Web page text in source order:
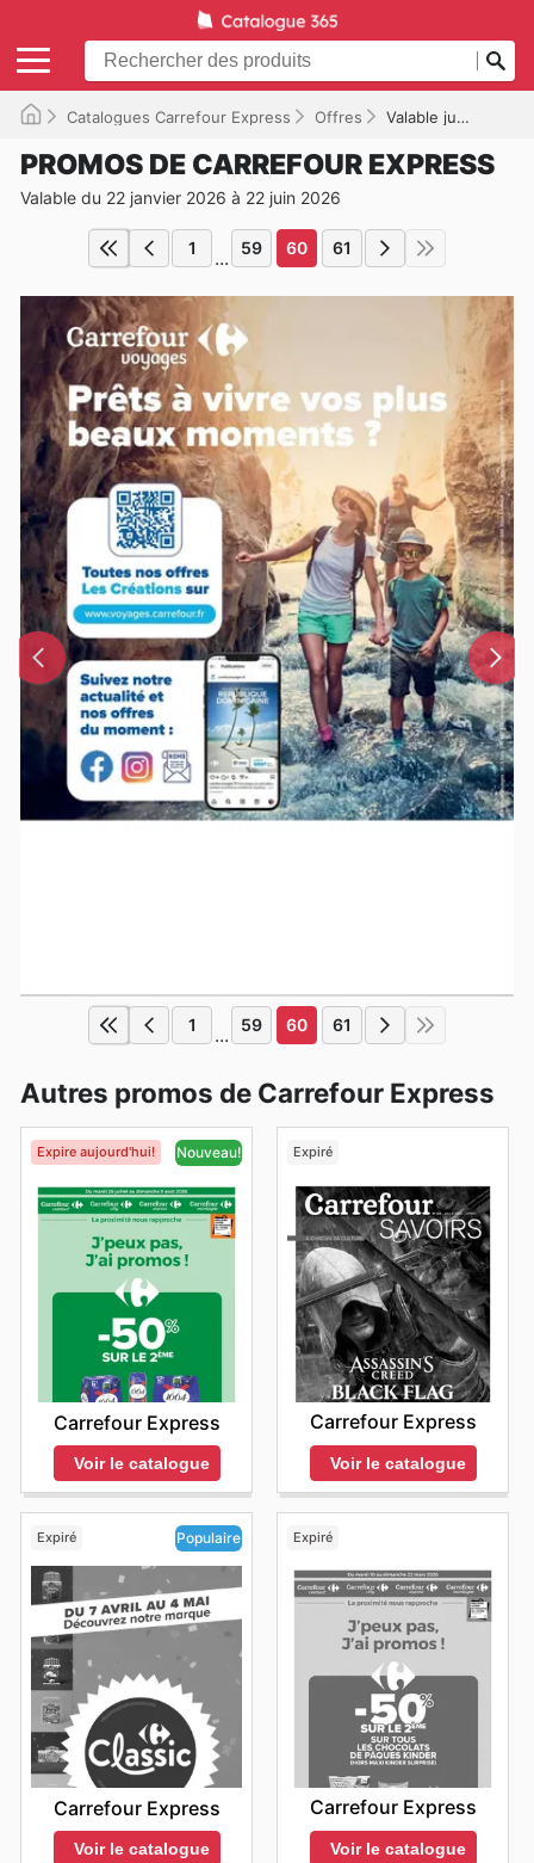
Catalogues Carrefour Express Offres Valable jusqu'à 22/06/2026
PROMOS DE CARREFOUR EXPRESS
Valable du 22 janvier 2026 à 22 juin 2026
1 ... 59 60 61
1 ... 59 60 61
Autres promos de Carrefour Express
Expire aujourd'hui! Nouveau!
Carrefour Express
Voir le catalogue
Expiré
Carrefour Express
Voir le catalogue
Expiré Populaire
Carrefour Express
Voir le catalogue
Expiré
Carrefour Express
Voir le catalogue